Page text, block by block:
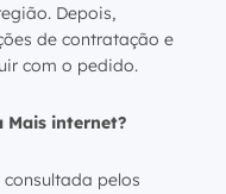
Depois,
de contratação e
com o pedido.
Mais internet?
pelos